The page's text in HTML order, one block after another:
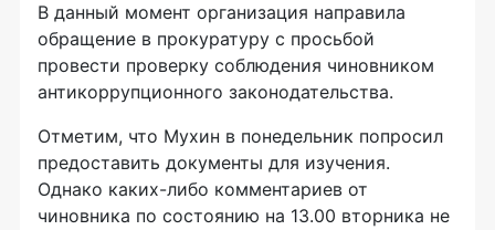
В данный момент организация направила
обращение в прокуратуру с просьбой
провести проверку соблюдения чиновником
антикоррупционного законодательства.
Отметим, что Мухин в понедельник попросил
предоставить документы для изучения.
Однако каких-либо комментариев от
чиновника по состоянию на 13.00 вторника не